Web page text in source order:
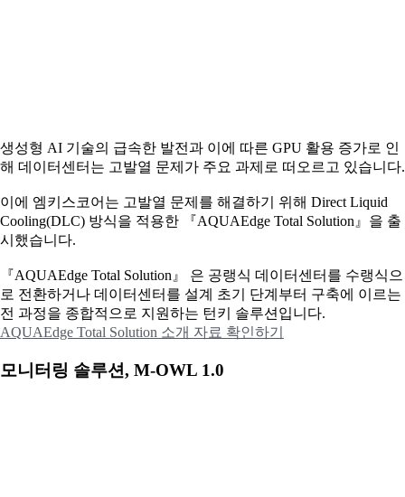
생성형 AI 기술의 급속한 발전과 이에 따른 GPU 활용 증가로 인
해 데이터센터는 고발열 문제가 주요 과제로 떠오르고 있습니다.
이에 엠키스코어는 고발열 문제를 해결하기 위해 Direct Liquid
Cooling(DLC) 방식을 적용한 『AQUAEdge Total Solution』을 출
시했습니다.
『AQUAEdge Total Solution』 은 공랭식 데이터센터를 수랭식으
로 전환하거나 데이터센터를 설계 초기 단계부터 구축에 이르는
전 과정을 종합적으로 지원하는 턴키 솔루션입니다.
AQUAEdge Total Solution 소개 자료 확인하기
모니터링 솔루션, M-OWL 1.0